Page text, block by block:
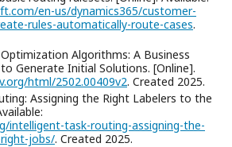
en-us/dynamics365/customer-
rules-automatically-route-cases.
Algorithms: A Business
Generate Initial Solutions. [Online].
html/2502.00409v2. Created 2025.
Assigning the Right Labelers to the
intelligent-task-routing-assigning-the-
jobs/. Created 2025.